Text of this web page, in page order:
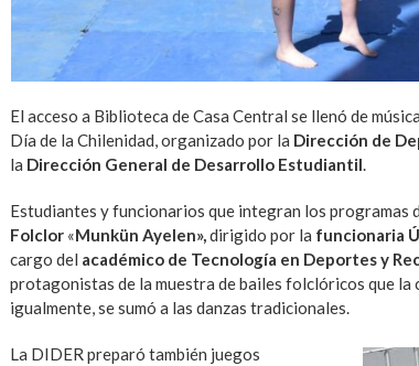
El acceso a Biblioteca de Casa Central se llenó de
Día de la Chilenidad, organizado por la Dirección de
la Dirección General de Desarrollo Estudiantil.
Estudiantes y funcionarios que integran los programas
Folclor«Munkün Ayelen»,dirigido por la funcionaria
cargo del académico de Tecnología en Deportes y
protagonistas de la muestra de bailes folclóricos que la
igualmente, se sumó a las danzas tradicionales.
La DIDER preparó también juegos